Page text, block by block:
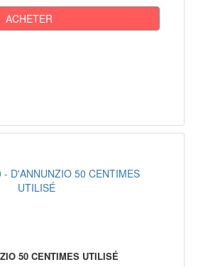
ACHETER
50 CENTIMES UTILISÉ